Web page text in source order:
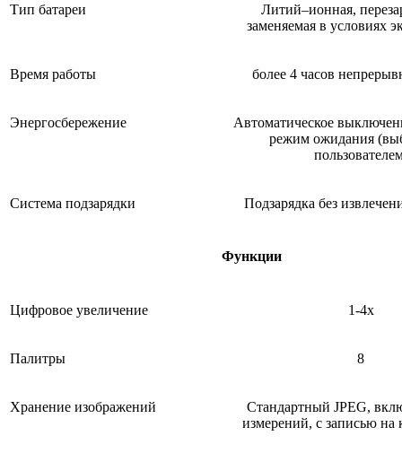
Тип батареи
Литий–ионная,
заменяемая в условиях
Время работы более 4 часов
Энергосбережение
Автоматическое
режим ожидания
Система подзарядки Подзарядка без
Функции
Цифровое увеличение 1-4х
Палитры 8
Хранение изображений
Стандартный JPEG,
измерений, с записью на